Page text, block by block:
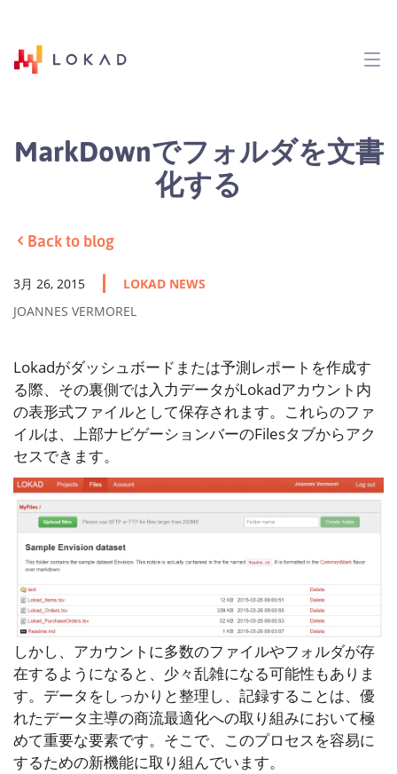
MarkDownでフォルダを文書
化する
Back to blog
3月 26, 2015
LOKAD NEWS
JOANNES VERMOREL
Lokadがダッシュボードまたは予測レポートを作成す
る際、その裏側では入力データがLokadアカウント内
の表形式ファイルとして保存されます。これらのファ
イルは、上部ナビゲーションバーのFilesタブからアク
セスできます。
しかし、アカウントに多数のファイルやフォルダが存
在するようになると、少々乱雑になる可能性もありま
す。データをしっかりと整理し、記録することは、優
れたデータ主導の商流最適化への取り組みにおいて極
めて重要な要素です。そこで、このプロセスを容易に
するための新機能に取り組んでいます。